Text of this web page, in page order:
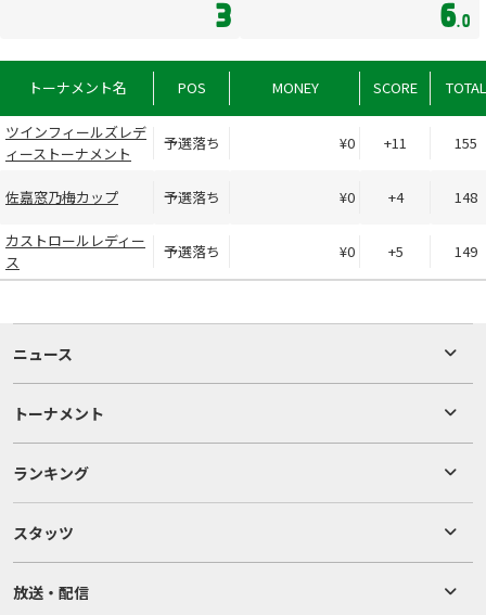
3 6.0
トーナメント名 POS MONEY SCORE TOTAL
ツインフィールズレデ
ィーストーナメント
予選落ち ¥0 +11 155
佐嘉窓乃梅カップ 予選落ち ¥0 +4 148
カストロールレディー
ス
予選落ち ¥0 +5 149
ニュース
トーナメント
ランキング
スタッツ
放送・配信